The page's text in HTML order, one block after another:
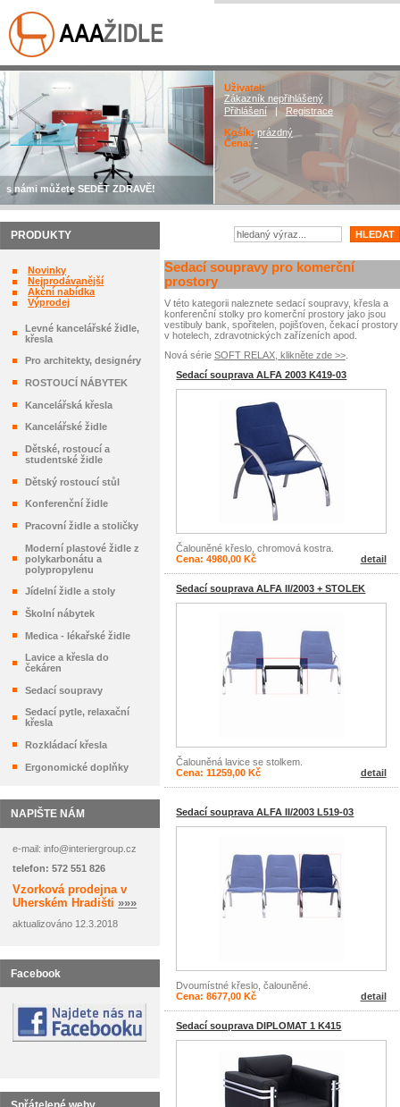
s námi můžete SEDĚT ZDRAVĚ!
Uživatel:
Zákazník nepřihlášený
Přihlášení| Registrace
Košík: prázdný
Cena: -
PRODUKTY
Novinky
Nejprodávanější
Akční nabídka
Výprodej
Levné kancelářské židle,
křesla
Pro architekty, designéry
ROSTOUCÍ NÁBYTEK
Kancelářská křesla
Kancelářské židle
Dětské, rostoucí a
studentské židle
Dětský rostoucí stůl
Konferenční židle
Pracovní židle a stoličky
Moderní plastové židle z
polykarbonátu a
polypropylenu
Jídelní židle a stoly
Školní nábytek
Medica - lékařské židle
Lavice a křesla do
čekáren
Sedací soupravy
Sedací pytle, relaxační
křesla
Rozkládací křesla
Ergonomické doplňky
NAPIŠTE NÁM
e-mail: info@interiergroup.cz
telefon: 572 551 826
Vzorková prodejna v
Uherském Hradišti »»»
aktualizováno 12.3.2018
Facebook
Sedací soupravy pro komerční
prostory
V této kategorii naleznete sedací soupravy, křesla a
konferenční stolky pro komerční prostory jako jsou
vestibuly bank, spořitelen, pojišťoven, čekací prostory
v hotelech, zdravotnických zařízeních apod.
Nová série SOFT RELAX, klikněte zde >>.
Sedací souprava ALFA 2003 K419-03
Čalouněné křeslo, chromová kostra.
detail
Cena: 4980,00 Kč
Sedací souprava ALFA II/2003 + STOLEK
Čalouněná lavice se stolkem.
detail
Cena: 11259,00 Kč
Sedací souprava ALFA II/2003 L519-03
Dvoumístné křeslo, čalouněné.
detail
Cena: 8677,00 Kč
Sedací souprava DIPLOMAT 1 K415